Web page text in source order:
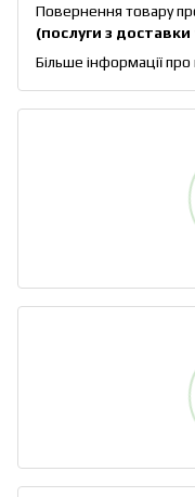
Повернення товару
(послуги з
Більше інформації